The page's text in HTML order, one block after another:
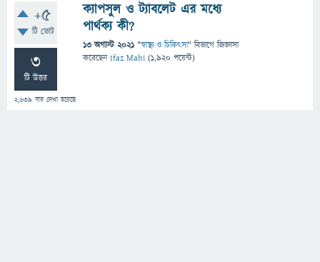
+5
টি ভোট
3
টি উত্তর
2,639 বার দেখা হয়েছে
ক্যাপসুল ও ট্যাবলেট এর মধ্যে
পার্থক্য কী?
13 অগাস্ট 2021 "স্বাস্থ্য ও চিকিৎসা" বিভাগে জিজ্ঞাসা
করেছেনIfaz Mahi (1,920 পয়েন্ট)